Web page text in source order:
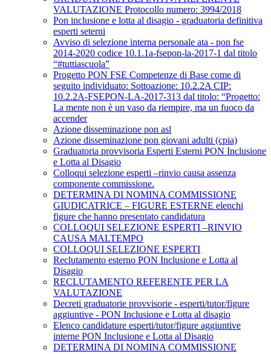
VALUTAZIONE Protocollo numero: 3994/2018
Pon inclusione e lotta al disagio - graduatoria definitiva
esperti seterni
Avviso di selezione interna personale ata - pon fse
2014-2020 codice 10.1.1a-fsepon-la-2017-1 dal titolo
“#tuttiascuola”
Progetto PON FSE Competenze di Base come di
seguito individuato: Sottoazione: 10.2.2A CIP:
10.2.2A-FSEPON-LA-2017-313 dal titolo: “Progetto:
La mente non è un vaso da riempire, ma un fuoco da
accender
Azione disseminazione pon asl
Azione disseminazione pon giovani adulti (cpia)
Graduatoria provvisoria Esperti Esterni PON Inclusione
e Lotta al Disagio
Colloqui selezione esperti –rinvio causa assenza
componente commissione.
DETERMINA DI NOMINA COMMISSIONE
GIUDICATRICE – FIGURE ESTERNE elenchi
figure che hanno presentato candidatura
COLLOQUI SELEZIONE ESPERTI –RINVIO
CAUSA MALTEMPO
COLLOQUI SELEZIONE ESPERTI
Reclutamento esterno PON Inclusione e Lotta al
Disagio
RECLUTAMENTO REFERENTE PER LA
VALUTAZIONE
Decreti graduatorie provvisorie - esperti/tutor/figure
aggiuntive - PON Inclusione e Lotta al disagio
Elenco candidature esperti/tutor/figure aggiuntive
interne PON Inclusione e Lotta al Disagio
DETERMINA DI NOMINA COMMISSIONE